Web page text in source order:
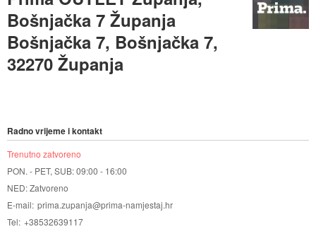
Bošnjačka 7 Županja
Bošnjačka 7, Bošnjačka 7,
32270 Županja
Radno vrijeme i kontakt
Trenutno zatvoreno
PON. - PET, SUB: 09:00 - 16:00
NED: Zatvoreno
E-mail prima.zupanja@prima-namjestaj.hr
Tel +38532639117